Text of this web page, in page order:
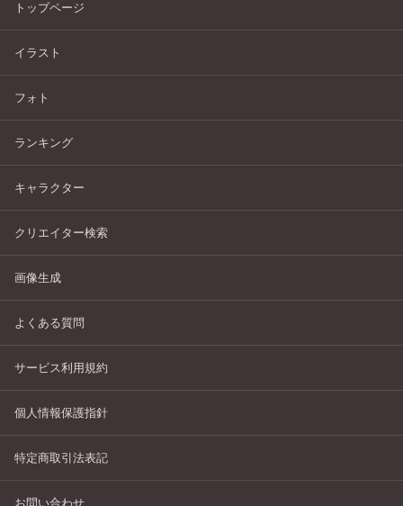
トップページ
イラスト
フォト
ランキング
キャラクター
クリエイター検索
画像生成
よくある質問
サービス利用規約
個人情報保護指針
特定商取引法表記
お問い合わせ